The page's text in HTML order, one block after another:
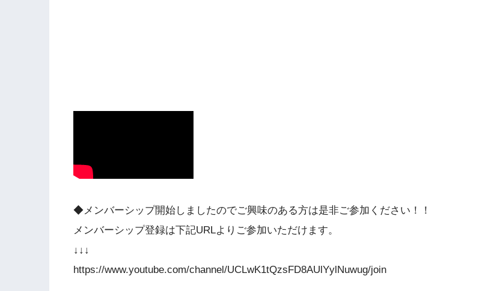
◆メンバーシップ開始しましたのでご興味のある方は是非ご参加ください！！
メンバーシップ登録は下記URLよりご参加いただけます。
↓↓↓
https://www.youtube.com/channel/UCLwK1tQzsFD8AUlYylNuwug/join